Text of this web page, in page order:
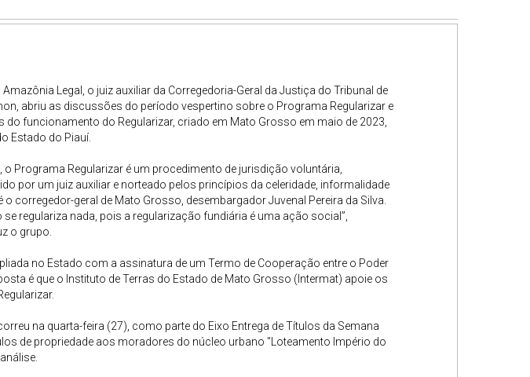
Legal, o juiz auxiliar da Corregedoria-Geral da Justiça do Tribunal de
abriu as discussões do período vespertino sobre o Programa Regularizar e
funcionamento do Regularizar, criado em Mato Grosso em maio de 2023,
Estado do Piauí.
Programa Regularizar é um procedimento de jurisdição voluntária,
por um juiz auxiliar e norteado pelos princípios da celeridade, informalidade
corregedor-geral de Mato Grosso, desembargador Juvenal Pereira da Silva.
regulariza nada, pois a regularização fundiária é uma ação social”,
o grupo.
no Estado com a assinatura de um Termo de Cooperação entre o Poder
é que o Instituto de Terras do Estado de Mato Grosso (Intermat) apoie os
na quarta-feira (27), como parte do Eixo Entrega de Títulos da Semana
de propriedade aos moradores do núcleo urbano "Loteamento Império do